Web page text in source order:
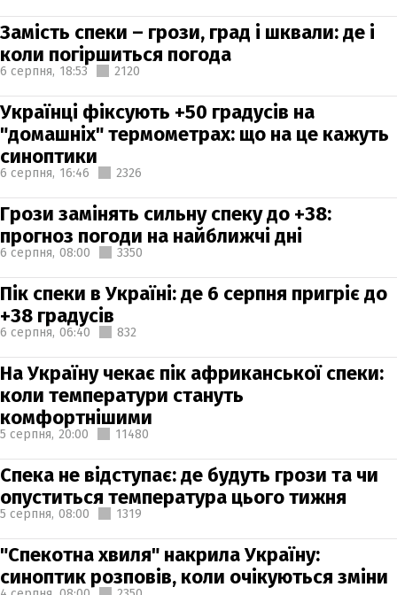
Замість спеки – грози, град і шквали: де і
коли погіршиться погода
6 серпня, 18:53 2120
Українці фіксують +50 градусів на
"домашніх" термометрах: що на це кажуть
синоптики
6 серпня, 16:46 2326
Грози замінять сильну спеку до +38:
прогноз погоди на найближчі дні
6 серпня, 08:00 3350
Пік спеки в Україні: де 6 серпня пригріє до
+38 градусів
6 серпня, 06:40 832
На Україну чекає пік африканської спеки:
коли температури стануть
комфортнішими
5 серпня, 20:00 11480
Спека не відступає: де будуть грози та чи
опуститься температура цього тижня
5 серпня, 08:00 1319
"Спекотна хвиля" накрила Україну:
синоптик розповів, коли очікуються зміни